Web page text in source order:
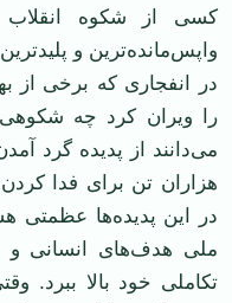
کسی از شکوه انقلاب
واپس‌مانده‌ترین و
در انفجاری که برخی از
را ویران کرد چه شکوهی
می‌دانند از پدیده گرد
هزاران تن برای فدا کردن
در این پدیده‌ها
ملی هدف‌های انسانی و
تکاملی خود بالا ببرد.